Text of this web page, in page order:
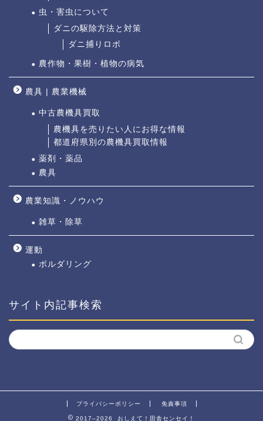
虫・害虫について
ダニの駆除方法と対策
ダニ捕りロボ
農作物・果樹・植物の病気
農具 | 農業機械
中古農機具買取
農機具を売りたい人にお得な情報
都道府県別の農機具買取情報
薬剤・薬品
農具
農業知識・ノウハウ
雑草・除草
運動
ボルダリング
サイト内記事検索
プライバシーポリシー 免責事項
2017–2026 おしえて！田舎センセイ！